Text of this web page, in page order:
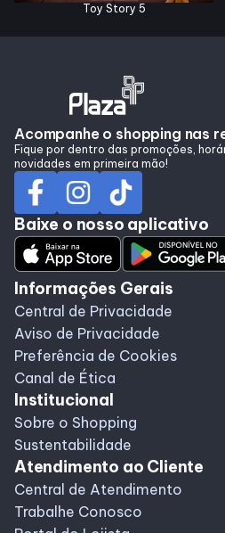
Alimentação
Programa de Benefícios
Toy Story 5
Acompanhe o shopping nas
Fique por dentro das promoções,
novidades em primeira mão!
Baixe o nosso aplicativo
Informações Gerais
Central de Privacidade
Aviso de Privacidade
Preferência de Cookies
Canal de Ética
Institucional
Sobre o Shopping
Sustentabilidade
Atendimento ao Cliente
Central de Atendimento
Trabalhe Conosco